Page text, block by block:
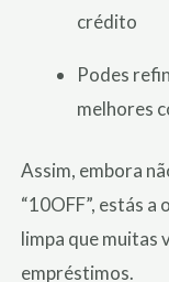
crédito
Podes
melhores
Assim, embora
“10OFF”, estás
limpa que muitas
empréstimos.